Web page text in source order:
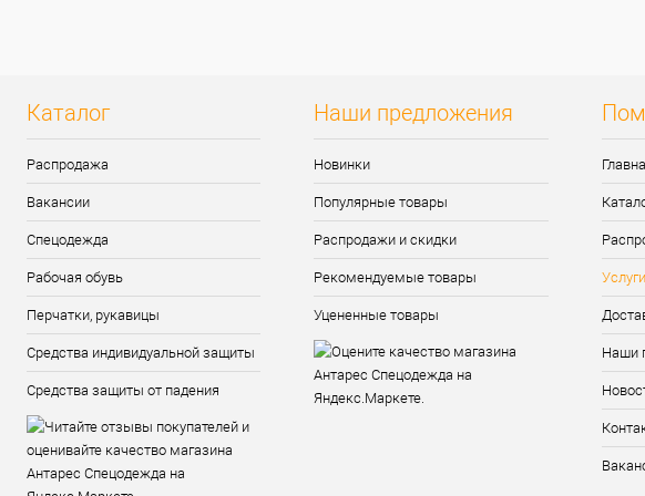
Каталог
Распродажа
Вакансии
Спецодежда
Рабочая обувь
Перчатки, рукавицы
Средства индивидуальной защиты
Средства защиты от падения
Наши предложения
Новинки
Популярные товары
Распродажи и скидки
Рекомендуемые товары
Уцененные товары
Услуги
Наши